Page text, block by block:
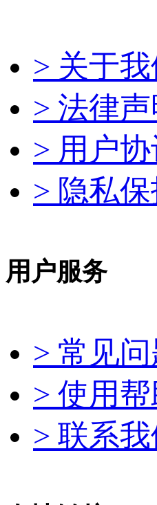
> 关于我
> 法律声
> 用户协
> 隐私保
用户服务
> 常见问
> 使用帮
> 联系我